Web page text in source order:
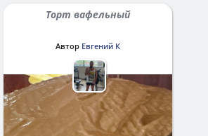
Торт вафельный
Автор Евгений К